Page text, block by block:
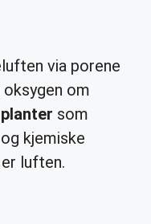
via porene
om
planter som
kjemiske
luften.